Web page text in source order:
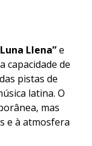
Llena”e
capacidade de
pistas de
latina. O
mas
e à atmosfera